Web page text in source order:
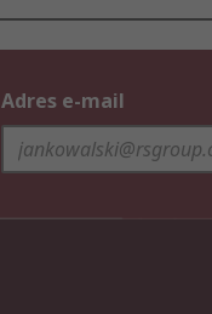
Adres e-mail